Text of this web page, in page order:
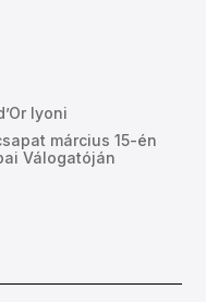
lyoni
március 15-én
Válogatóján